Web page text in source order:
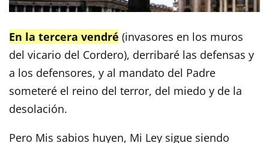
En la tercera vendré (invasores en los muros
del vicario del Cordero), derribaré las defensas y
a los defensores, y al mandato del Padre
someteré el reino del terror, del miedo y de la
desolación.
Pero Mis sabios huyen, Mi Ley sigue siendo